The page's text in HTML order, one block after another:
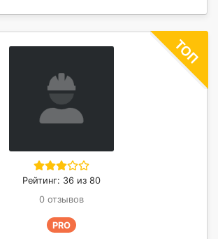
Рейтинг: 36 из 80
0 отзывов
PRO